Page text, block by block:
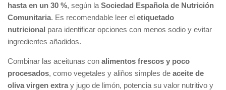
hasta en un 30 %, según la Sociedad Española de Nutrición
Comunitaria. Es recomendable leer el etiquetado
nutricional para identificar opciones con menos sodio y evitar
ingredientes añadidos.
Combinar las aceitunas con alimentos frescos y poco
procesados, como vegetales y aliños simples de aceite de
oliva virgen extra y jugo de limón, potencia su valor nutritivo y